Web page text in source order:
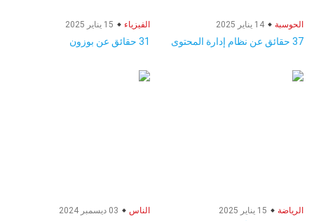
الحوسبة
37 حقائق عن نظام إدارة المحتوى
الفيزياء
31 حقائق عن بوزون
الرياضة الناس